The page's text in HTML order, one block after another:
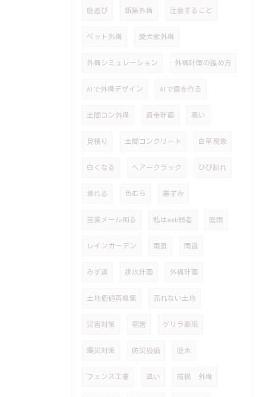
庭遊び 新築外構 注意すること
ペット外構 愛犬家外構
外構シミュレーション 外構計画の進め方
AIで外構デザイン AIで庭を作る
土間コン外構 資金計画 高い
見積り 土間コンクリート 白華現象
白くなる ヘアークラック ひび割れ
壊れる 色むら 黒ずみ
営業メール困る 私はweb弱者 庭雨
レインガーデン 雨庭 雨道
みず道 排水計画 外構計画
土地価値再編集 売れない土地
災害対策 雹害 ゲリラ豪雨
震災対策 防災設備 庭木
フェンス工事 違い 前橋 外構